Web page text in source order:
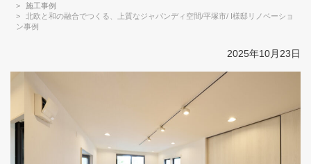
施工事例
北欧と和の融合でつくる、上質なジャパンディ空間/平塚市/ I様邸リノベーショ
ン事例
2025年10月23日